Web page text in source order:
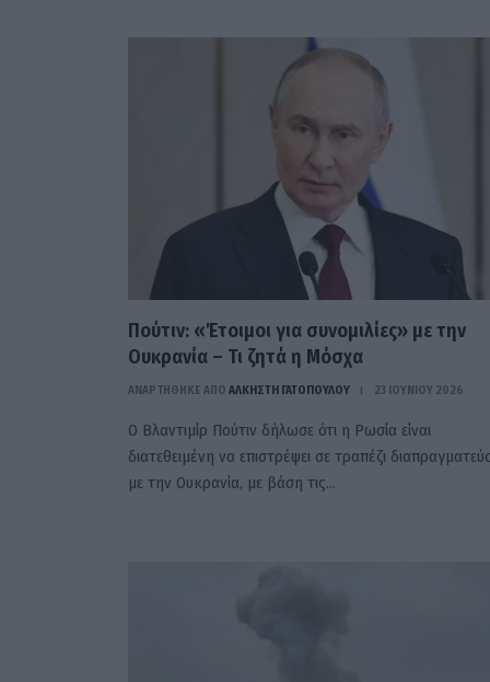
Πούτιν: «Έτοιμοι για συνομιλίες» με την
Ουκρανία – Τι ζητά η Μόσχα
ΑΝΑΡΤΗΘΗΚΕ ΑΠΟ ΆΛΚΗΣΤΗ ΓΑΤΟΠΟΎΛΟΥ 23 ΙΟΥΝΊΟΥ 2026
Ο Βλαντιμίρ Πούτιν δήλωσε ότι η Ρωσία είναι
διατεθειμένη να επιστρέψει σε τραπέζι
με την Ουκρανία, με βάση τις…